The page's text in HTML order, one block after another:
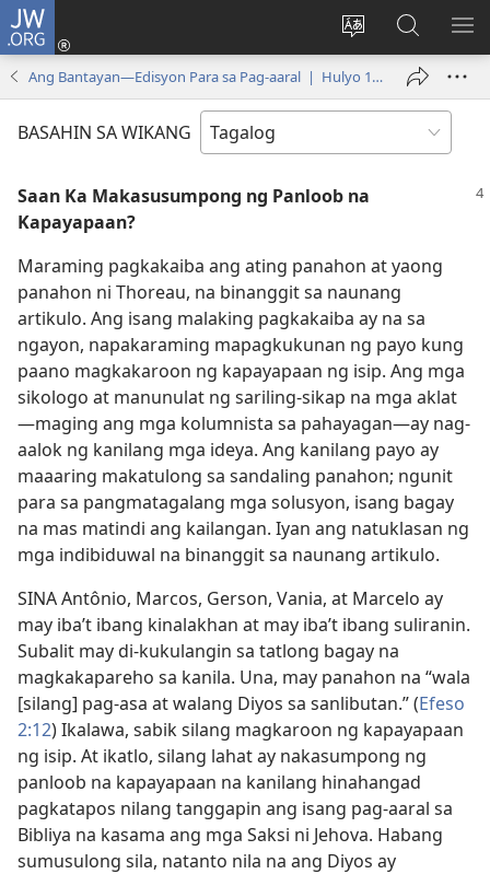
JW.ORG
Baguhin
ang
ng
Mag-
log
(may
bubukas
window)
sa
JW.ORG
Ang Bantayan—Edisyon Para sa Pag-aaral | Hulyo 1, 2000
BASAHIN SA WIKANG
Saan Ka Makasusumpong ng Panloob na
Kapayapaan?
Maraming pagkakaiba ang ating panahon at yaong
panahon ni Thoreau, na binanggit sa naunang
artikulo. Ang isang malaking pagkakaiba ay na sa
ngayon, napakaraming mapagkukunan ng payo kung
paano magkakaroon ng kapayapaan ng isip. Ang mga
sikologo at manunulat ng sariling-sikap na mga aklat​
—maging ang mga kolumnista sa pahayagan​—ay nag-
aalok ng kanilang mga ideya. Ang kanilang payo ay
maaaring makatulong sa sandaling panahon; ngunit
para sa pangmatagalang mga solusyon, isang bagay
na mas matindi ang kailangan. Iyan ang natuklasan ng
mga indibiduwal na binanggit sa naunang artikulo.
SINA Antônio, Marcos, Gerson, Vania, at Marcelo ay
may iba’t ibang kinalakhan at may iba’t ibang suliranin.
Subalit may di-kukulangin sa tatlong bagay na
magkakapareho sa kanila. Una, may panahon na “wala
[silang] pag-asa at walang Diyos sa sanlibutan.” (Efeso
2:12) Ikalawa, sabik silang magkaroon ng kapayapaan
ng isip. At ikatlo, silang lahat ay nakasumpong ng
panloob na kapayapaan na kanilang hinahangad
pagkatapos nilang tanggapin ang isang pag-aaral sa
Bibliya na kasama ang mga Saksi ni Jehova. Habang
sumusulong sila, natanto nila na ang Diyos ay